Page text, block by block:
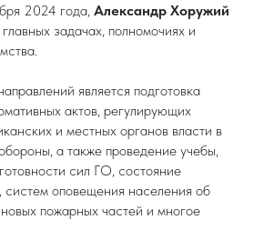
2024 года, Александр Хоружий
задачах, полномочиях и
является подготовка
актов, регулирующих
и местных органов власти в
а также проведение учебы,
сил ГО, состояние
оповещения населения об
пожарных частей и многое